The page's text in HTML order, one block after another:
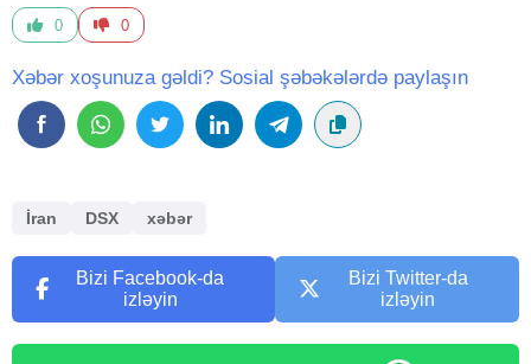
0 0
Xəbər xoşunuza gəldi? Sosial şəbəkələrdə paylaşın
İran DSX xəbər
Bizi Facebook-da
izləyin
Bizi Twitter-da
izləyin